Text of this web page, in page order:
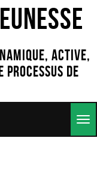
active,
processus de